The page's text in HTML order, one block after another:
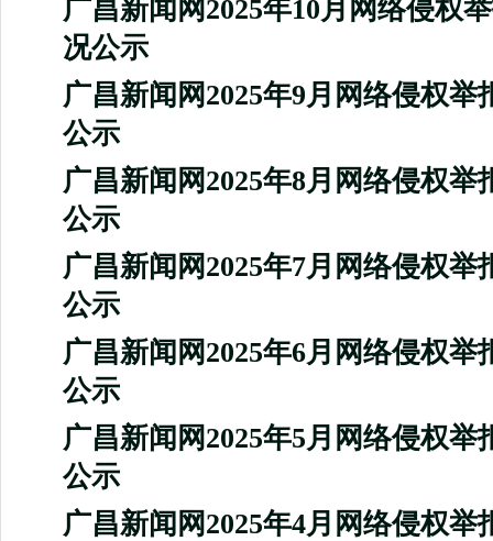
广昌新闻网2025年10月网络侵权
况公示
广昌新闻网2025年9月网络侵权举
公示
广昌新闻网2025年8月网络侵权举
公示
广昌新闻网2025年7月网络侵权举
公示
广昌新闻网2025年6月网络侵权举
公示
广昌新闻网2025年5月网络侵权举
公示
广昌新闻网2025年4月网络侵权举